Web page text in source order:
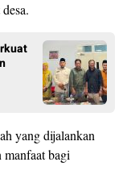
yang dijalankan
bagi